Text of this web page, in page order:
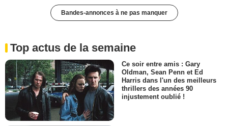
Bandes-annonces à ne pas manquer
Top actus de la semaine
Ce soir entre amis : Gary
Oldman, Sean Penn et Ed
Harris dans l'un des meilleurs
thrillers des années 90
injustement oublié !